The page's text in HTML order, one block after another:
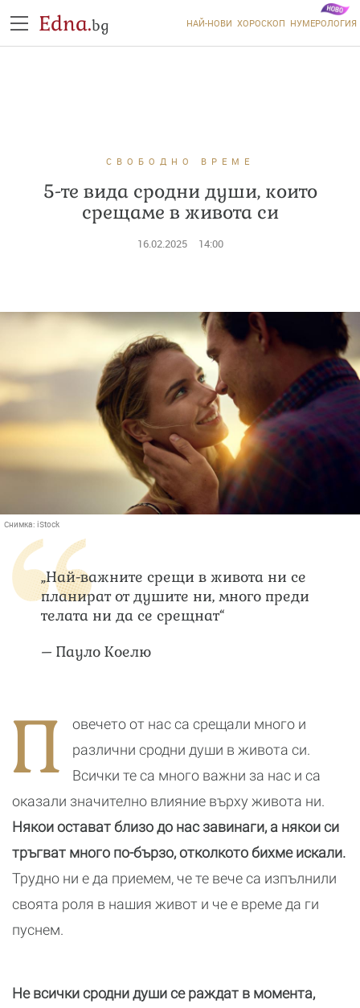
Edna.bg НАЙ-НОВИ ХОРОСКОП НУМЕРОЛОГИЯ
СВОБОДНО ВРЕМЕ
5-те вида сродни души, които
срещаме в живота си
16.02.2025 14:00
Снимка: iStock
„Най-важните срещи в живота ни се
планират от душите ни, много преди
телата ни да се срещнат“
– Пауло Коелю
П
овечето от нас са срещали много и
различни сродни души в живота си.
Всички те са много важни за нас и са
оказали значително влияние върху живота ни.
Някои остават близо до нас завинаги, а някои си
тръгват много по-бързо, отколкото бихме искали.
Трудно ни е да приемем, че те вече са изпълнили
своята роля в нашия живот и че е време да ги
пуснем.
Не всички сродни души се раждат в момента,